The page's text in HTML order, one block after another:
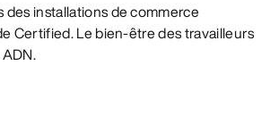
installations de commerce
Certified. Le bien-être des travailleurs